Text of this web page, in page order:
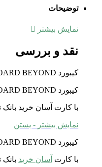
توضیحات
نمایش بیشتر
نقد و بررسی
کیبورد KEYBOARD BEYOND مدل BK-2350
کیبورد KEYBOARD BEYOND مدل BK-2350
با کارت آسان خرید
نمایش بیشتر - بستن
کیبورد KEYBOARD BEYOND مدل BK-2350
با کارت آسان خرید